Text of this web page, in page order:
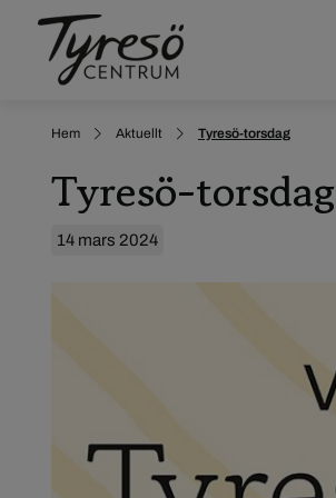
Hem Aktuellt Tyresö-torsdag
Tyresö-torsdag
14 mars 2024